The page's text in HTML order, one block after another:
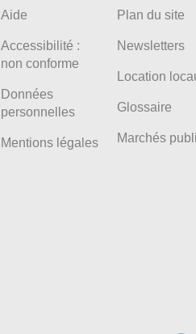
Aide
Accessibilité :
non conforme
Données
personnelles
Mentions légales
Plan du site
Newsletters
Location
Glossaire
Marchés